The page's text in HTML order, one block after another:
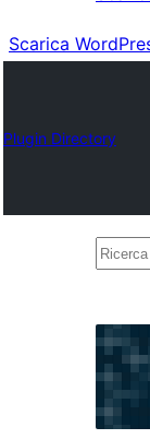
Scarica
Plugin Directory